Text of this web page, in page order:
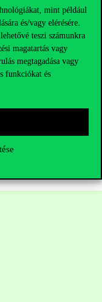
mint például
és/vagy elérésére.
teszi számunkra
magatartás vagy
megtagadása vagy
funkciókat és
University of